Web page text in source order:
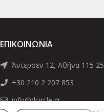
ΕΠΙΚΟΙΝΩΝΊΑ
Άντερσεν 12, Αθήνα 115 25
+30 210 2 207 853
info@dcircle.gr